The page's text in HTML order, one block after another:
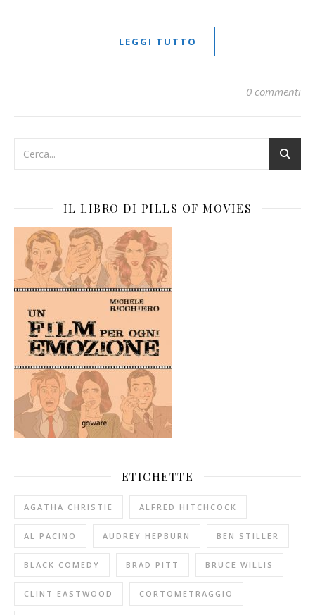
LEGGI TUTTO
0 commenti
IL LIBRO DI PILLS OF MOVIES
ETICHETTE
AGATHA CHRISTIE ALFRED HITCHCOCK
AL PACINO AUDREY HEPBURN BEN STILLER
BLACK COMEDY BRAD PITT BRUCE WILLIS
CLINT EASTWOOD CORTOMETRAGGIO